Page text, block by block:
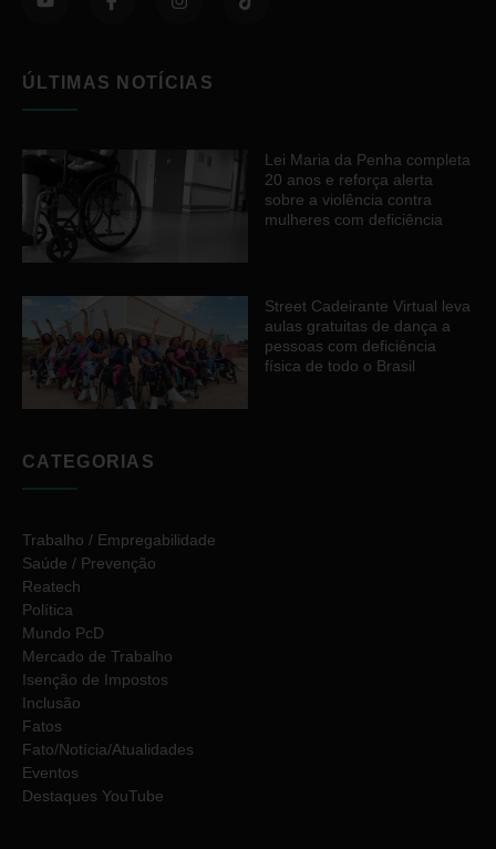
ÚLTIMAS NOTÍCIAS
Lei Maria da Penha completa
20 anos e reforça alerta
sobre a violência contra
mulheres com deficiência
Street Cadeirante Virtual leva
aulas gratuitas de dança a
pessoas com deficiência
física de todo o Brasil
CATEGORIAS
Trabalho / Empregabilidade
Saúde / Prevenção
Reatech
Política
Mundo PcD
Mercado de Trabalho
Isenção de Impostos
Inclusão
Fatos
Fato/Notícia/Atualidades
Eventos
Destaques YouTube